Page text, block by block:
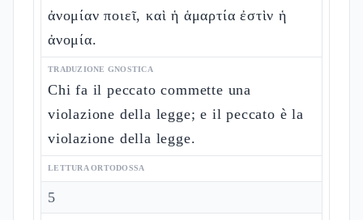
ἀνομίαν ποιεῖ, καὶ ἡ ἁμαρτία ἐστὶν ἡ
ἀνομία.
TRADUZIONE GNOSTICA
Chi fa il peccato commette una
violazione della legge; e il peccato è la
violazione della legge.
LETTURA ORTODOSSA
5